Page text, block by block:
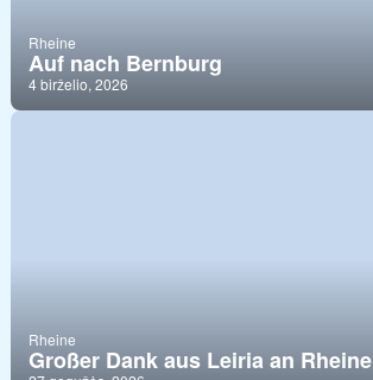
Rheine
Auf nach Bernburg
4 birželio, 2026
Rheine
Großer Dank aus Leiria an Rheine